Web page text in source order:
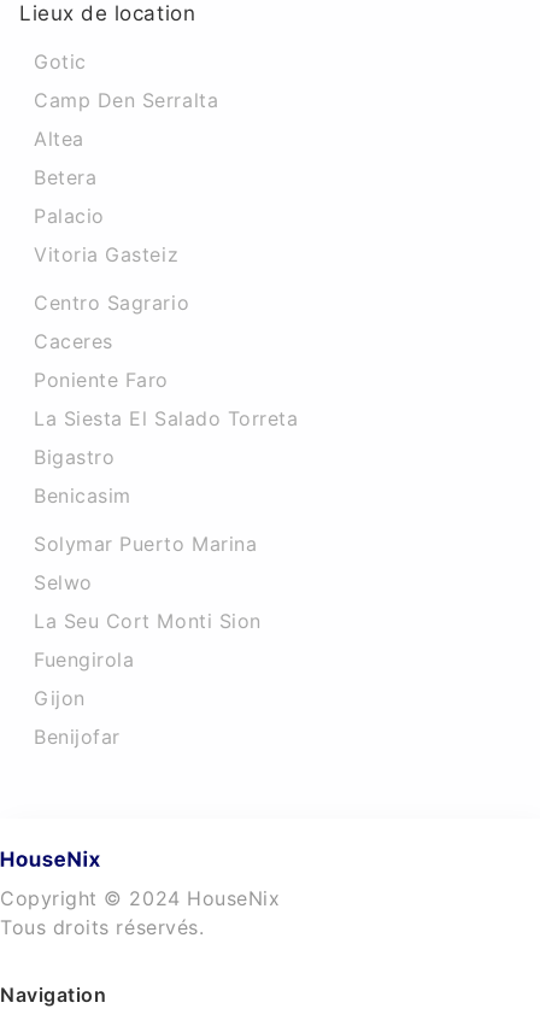
Lieux de location
Gotic
Camp Den Serralta
Altea
Betera
Palacio
Vitoria Gasteiz
Centro Sagrario
Caceres‎
Poniente Faro
La Siesta El Salado Torreta
Bigastro
Benicasim
Solymar Puerto Marina
Selwo
La Seu Cort Monti Sion
Fuengirola
Gijon
Benijofar
Copyright © 2024 HouseNix
Tous droits réservés.
Navigation